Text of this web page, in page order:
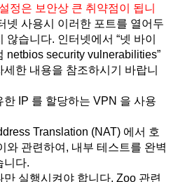
정은 보안상 큰 취약점이 됩니
넷 사용시 이러한 포트를 열어두
않습니다. 인터넷에서 “넷 바이
netbios security vulnerabilities”
한 내용을 참조하시기 바랍니
IP 를 할당하는 VPN 을 사용
Translation (NAT) 에서 호
와 관련하여, 내부 테스트를 완벽
니다.
실행시켜야 합니다. Zoo 관련